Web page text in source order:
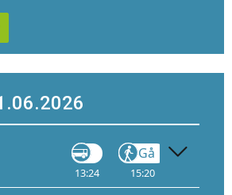
13:24
Gå
15:20